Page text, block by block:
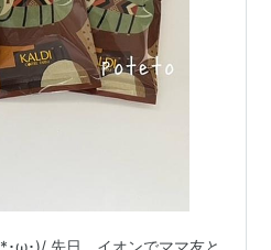
･ω･)/ 先日、イオンでママ友と